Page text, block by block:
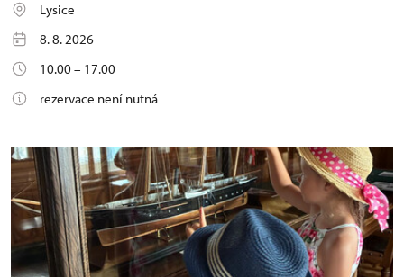
Lysice
8. 8. 2026
10.00 – 17.00
rezervace není nutná